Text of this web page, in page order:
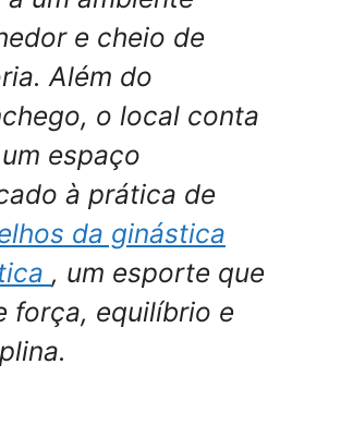
e cheio de
Além do
o local conta
espaço
à prática de
da ginástica
, um esporte que
força, equilíbrio e